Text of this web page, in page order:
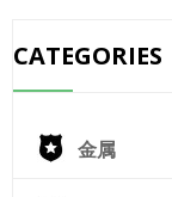
CATEGORIES
金属